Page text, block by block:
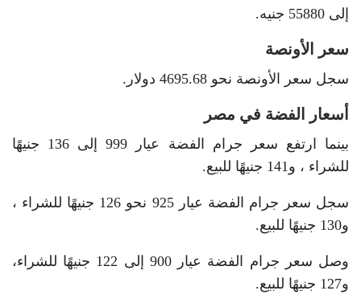
إلى 55880 جنيه.
سعر الأونصة
سجل سعر الأونصة نحو 4695.68 دولار.
أسعار الفضة في مصر
بينما ارتفع سعر جرام الفضة عيار 999 إلى 136 جنيهًا
للشراء ، و141 جنيهًا للبيع.
سجل سعر جرام الفضة عيار 925 نحو 126 جنيهًا للشراء ،
و130 جنيهًا للبيع.
وصل سعر جرام الفضة عيار 900 إلى 122 جنيهًا للشراء،
و127 جنيهًا للبيع.